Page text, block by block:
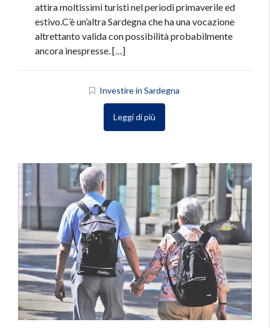
attira moltissimi turisti nel periodi primaverile ed
estivo.C’è un’altra Sardegna che ha una vocazione
altrettanto valida con possibilità probabilmente
ancora inespresse. […]
Investire in Sardegna
Leggi di più